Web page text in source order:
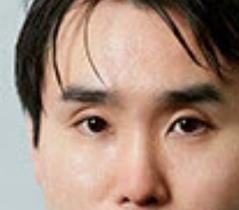
燃料にして、発電機のタービンを動かす